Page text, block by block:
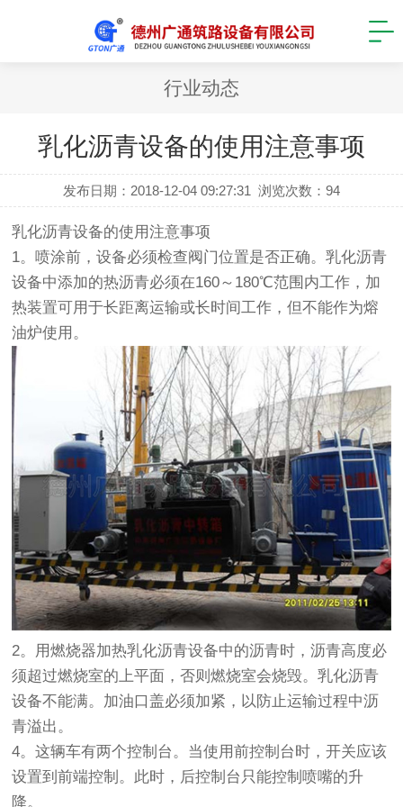
行业动态
乳化沥青设备的使用注意事项
发布日期：2018-12-04 09:27:31 浏览次数：94
乳化沥青设备的使用注意事项
1。喷涂前，设备必须检查阀门位置是否正确。乳化沥青
设备中添加的热沥青必须在160～180℃范围内工作，加
热装置可用于长距离运输或长时间工作，但不能作为熔
油炉使用。
2。用燃烧器加热乳化沥青设备中的沥青时，沥青高度必
须超过燃烧室的上平面，否则燃烧室会烧毁。乳化沥青
设备不能满。加油口盖必须加紧，以防止运输过程中沥
青溢出。
4。这辆车有两个控制台。当使用前控制台时，开关应该
设置到前端控制。此时，后控制台只能控制喷嘴的升
降。